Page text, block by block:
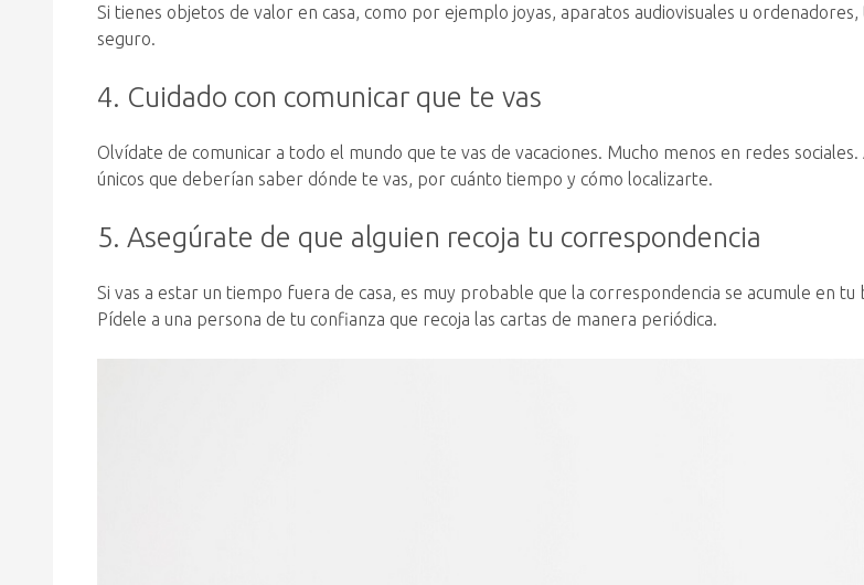
Si tienes objetos de valor en casa, como por ejemplo joyas, aparatos audiovisuales u
seguro.
4. Cuidado con comunicar que te vas
Olvídate de comunicar a todo el mundo que te vas de vacaciones. Mucho menos en redes
únicos que deberían saber dónde te vas, por cuánto tiempo y cómo localizarte.
5. Asegúrate de que alguien recoja tu correspondencia
Si vas a estar un tiempo fuera de casa, es muy probable que la correspondencia se acumule en
Pídele a una persona de tu confianza que recoja las cartas de manera periódica.